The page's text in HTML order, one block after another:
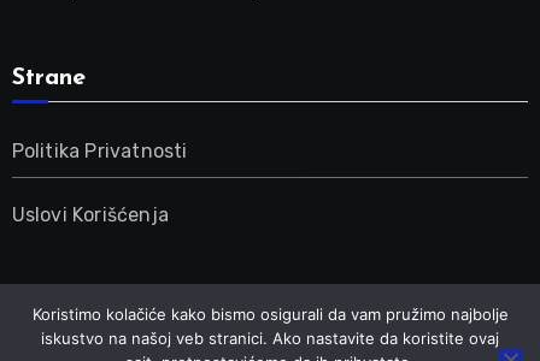
Strane
Politika Privatnosti
Uslovi Korišćenja
Koristimo kolačiće kako bismo osigurali da vam pružimo najbolje
iskustvo na našoj veb stranici. Ako nastavite da koristite ovaj